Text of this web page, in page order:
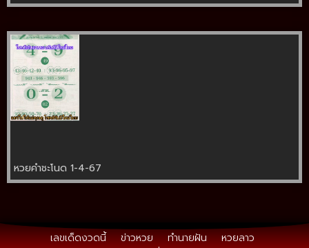
หวยคำชะโนด 1-4-67
เลขเด็ดงวดนี้ ข่าวหวย ทำนายฝัน
หวยลาว